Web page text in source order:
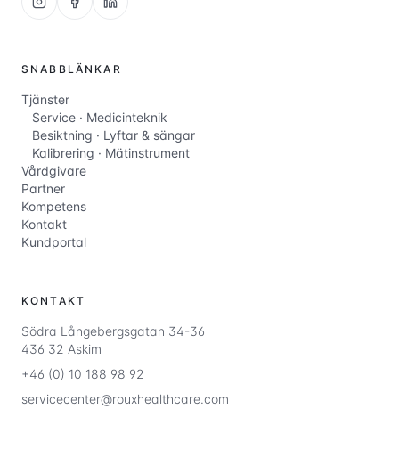
SNABBLÄNKAR
Tjänster
Service · Medicinteknik
Besiktning · Lyftar & sängar
Kalibrering · Mätinstrument
Vårdgivare
Partner
Kompetens
Kontakt
Kundportal
KONTAKT
Södra Långebergsgatan 34-36
436 32 Askim
+46 (0) 10 188 98 92
servicecenter@rouxhealthcare.com